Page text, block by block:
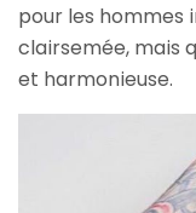
pour les hommes
clairsemée, mais
et harmonieuse.